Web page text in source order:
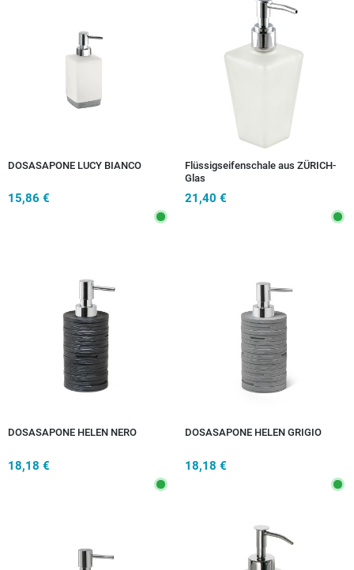
DOSASAPONE LUCY BIANCO
15,86 €
Flüssigseifenschale aus ZÜRICH-
Glas
21,40 €
DOSASAPONE HELEN NERO
18,18 €
DOSASAPONE HELEN GRIGIO
18,18 €